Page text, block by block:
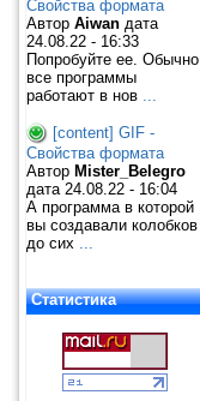
Свойства формата
Автор Aiwan дата
24.08.22 - 16:33
Попробуйте ее. Обычно
все программы
работают в нов
[content] GIF -
Свойства формата
Автор Mister_Belegro
дата 24.08.22 - 16:04
А программа в которой
вы создавали колобков
до сих
Статистика